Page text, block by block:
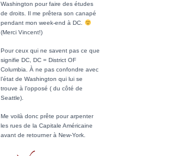
Washington pour faire des études
de droits. Il me prêtera son canapé
pendant mon week-end à DC.
(Merci Vincent!)
Pour ceux qui ne savent pas ce que
signifie DC, DC = District OF
Columbia. À ne pas confondre avec
l’état de Washington qui lui se
trouve à l’opposé ( du côté de
Seattle).
Me voilà donc prête pour arpenter
les rues de la Capitale Américaine
avant de retourner à New-York.